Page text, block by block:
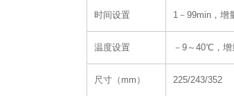
时间设置 1－99min，增
温度设置 －9～40℃，增
尺寸（mm） 225/243/352